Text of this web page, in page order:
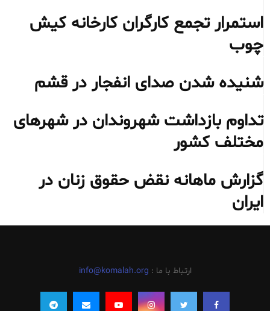
استمرار تجمع کارگران کارخانه کیش
چوب
شنیده شدن صدای انفجار در قشم
تداوم بازداشت شهروندان در شهرهای
مختلف کشور
گزارش ماهانه نقض حقوق زنان در
ایران
ارتباط با ما : info@komalah.org